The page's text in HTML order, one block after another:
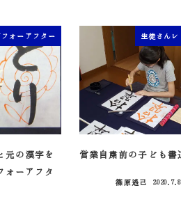
ォーアフター
元の漢字を
ォーアフタ
生徒さんレ
営業自粛前の子ども書
篠原遙己
2020.7.8